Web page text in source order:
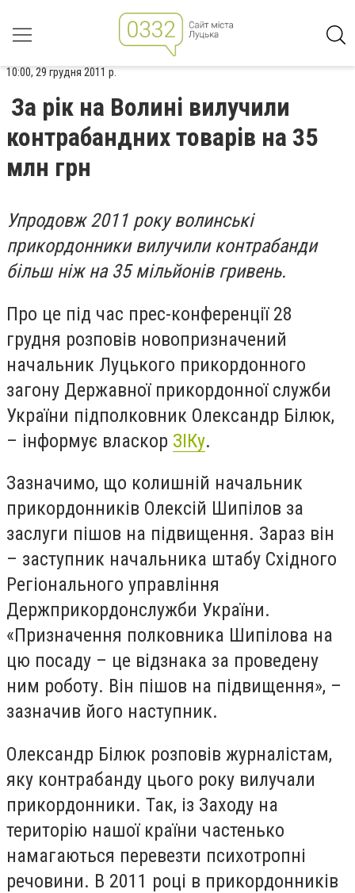
10:00, 29 грудня 2011 р.
За рік на Волині вилучили
контрабандних товарів на 35
млн грн
Упродовж 2011 року волинські
прикордонники вилучили контрабанди
більш ніж на 35 мільйонів гривень.
Про це під час прес-конференції 28
грудня розповів новопризначений
начальник Луцького прикордонного
загону Державної прикордонної служби
України підполковник Олександр Білюк,
– інформує власкор ЗІКу.
Зазначимо, що колишній начальник
прикордонників Олексій Шипілов за
заслуги пішов на підвищення. Зараз він
– заступник начальника штабу Східного
Регіонального управління
Держприкордонслужби України.
«Призначення полковника Шипілова на
цю посаду – це відзнака за проведену
ним роботу. Він пішов на підвищення», –
зазначив його наступник.
Олександр Білюк розповів журналістам,
яку контрабанду цього року вилучали
прикордонники. Так, із Заходу на
територію нашої країни частенько
намагаються перевезти психотропні
речовини. В 2011 році в прикордонників